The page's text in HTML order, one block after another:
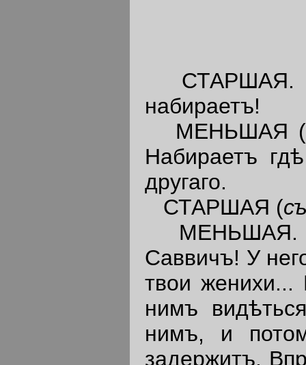
СТАРШАЯ. -
набираетъ!
МЕНЬШАЯ (
Набираетъ
другаго.
СТАРШАЯ (
МЕНЬШАЯ. -
Саввичъ! У
твои
нимъ
нимъ, и
задержитъ.